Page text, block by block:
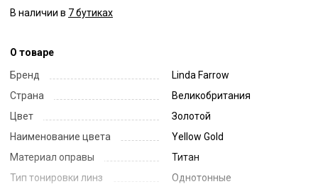
В наличии в 7 бутиках
О товаре
Бренд
Linda Farrow
Страна
Великобритания
Цвет
Золотой
Наименование цвета
Yellow Gold
Материал оправы
Титан
Тип тонировки линз
Однотонные